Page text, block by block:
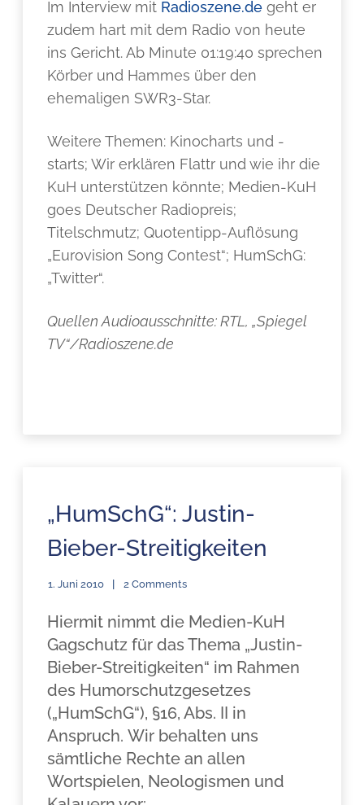
Im Interview mit Radioszene.de geht er
zudem hart mit dem Radio von heute
ins Gericht. Ab Minute 01:19:40 sprechen
Körber und Hammes über den
ehemaligen SWR3-Star.
Weitere Themen: Kinocharts und -
starts; Wir erklären Flattr und wie ihr die
KuH unterstützen könnte; Medien-KuH
goes Deutscher Radiopreis;
Titelschmutz; Quotentipp-Auflösung
„Eurovision Song Contest“; HumSchG:
„Twitter“.
Quellen Audioausschnitte: RTL, „Spiegel
TV“/Radioszene.de
„HumSchG“: Justin-
Bieber-Streitigkeiten
1. Juni 2010 2 Comments
Hiermit nimmt die Medien-KuH
Gagschutz für das Thema „Justin-
Bieber-Streitigkeiten“ im Rahmen
des Humorschutzgesetzes
(„HumSchG“), §16, Abs. II in
Anspruch. Wir behalten uns
sämtliche Rechte an allen
Wortspielen, Neologismen und